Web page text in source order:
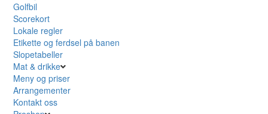
Golfbil
Scorekort
Lokale regler
Etikette og ferdsel på banen
Slopetabeller
Mat & drikke
Meny og priser
Arrangementer
Kontakt oss